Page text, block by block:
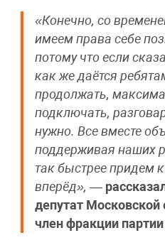
«Конечно, со
имеем права себе
потому что если
как же даётся
продолжать,
подключать,
нужно. Все вместе
поддерживая наших
так быстрее придем
вперёд», —
депутат
член фракции